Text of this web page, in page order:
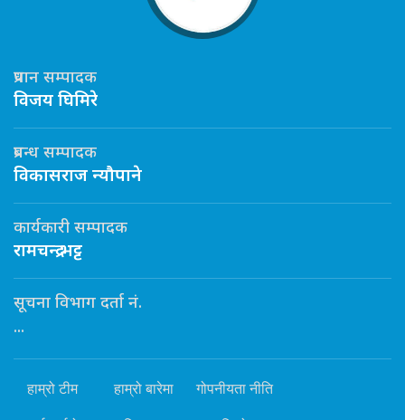
प्रधान सम्पादक
विजय घिमिरे
प्रबन्ध सम्पादक
विकासराज न्यौपाने
कार्यकारी सम्पादक
रामचन्द्र भट्ट
सूचना विभाग दर्ता नं.
...
हाम्रो टीम हाम्रो बारेमा गोपनीयता नीति